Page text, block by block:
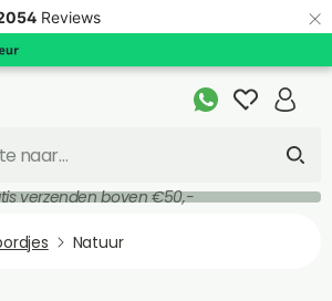
Reviews ×
verzenden boven €50,-
Natuur